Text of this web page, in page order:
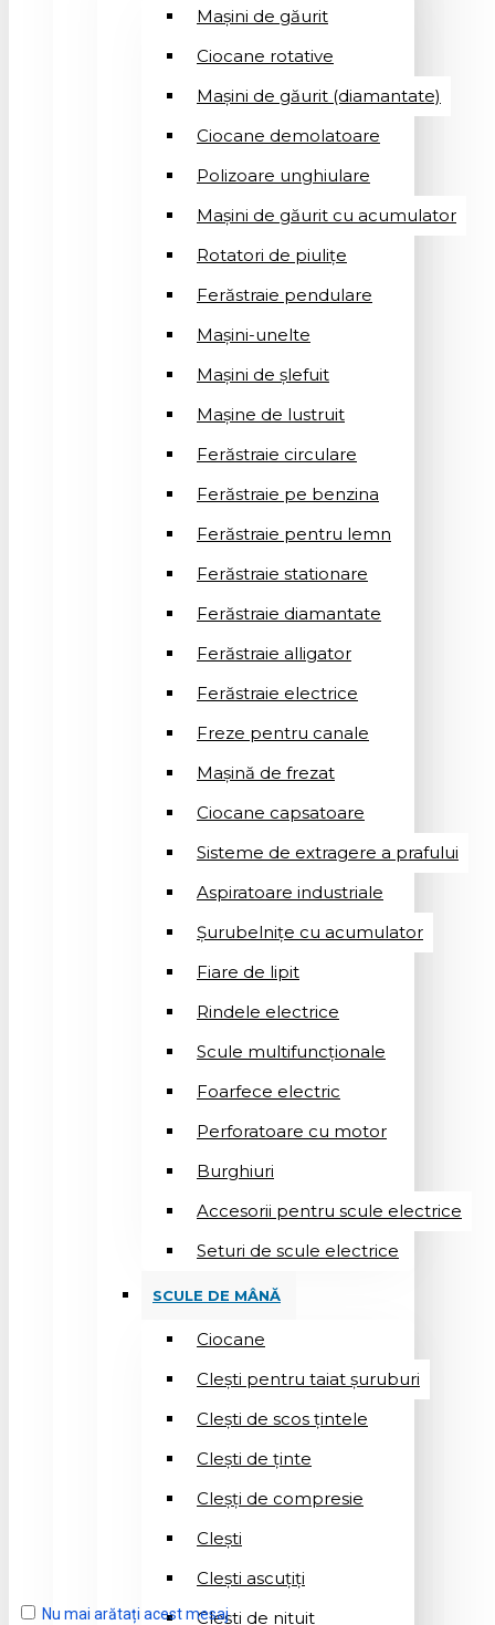
Mașini de găurit
Ciocane rotative
Mașini de găurit (diamantate)
Ciocane demolatoare
Polizoare unghiulare
Mașini de găurit cu acumulator
Rotatori de piuliţe
Ferăstraie pendulare
Mașini-unelte
Mașini de șlefuit
Mașinе de lustruit
Ferăstraie circulare
Ferăstraie pe benzina
Ferăstraie pentru lemn
Ferăstraie stationare
Ferăstraie diamantate
Ferăstraie alligator
Ferăstraie electrice
Freze pentru canale
Mașină de frezat
Ciocane capsatoare
Sisteme de extragere a prafului
Aspiratoare industriale
Șurubelnițe cu acumulator
Fiare de lipit
Rindele electrice
Scule multifuncționale
Foarfece electric
Perforatoare cu motor
Burghiuri
Accesorii pentru scule electrice
Seturi de scule electrice
SCULE DE MÂNĂ
Ciocane
Cleşti pentru taiat șuruburi
Clești de scos țintele
Clești de ținte
Cleșți de compresie
Cleşti
Clești ascuțiți
Cleşti de nituit
Nu mai arătați acest mesaj